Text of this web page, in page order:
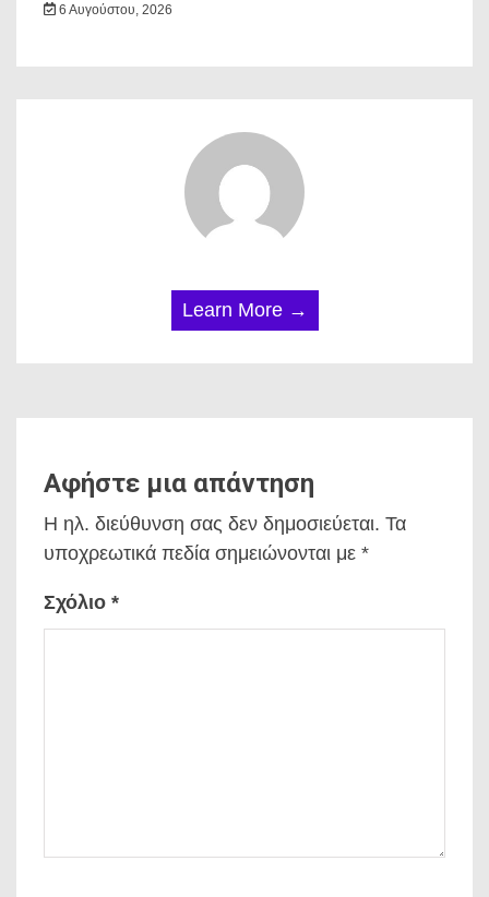
6 Αυγούστου, 2026
Learn More →
Αφήστε μια απάντηση
Η ηλ. διεύθυνση σας δεν δημοσιεύεται. Τα
υποχρεωτικά πεδία σημειώνονται με *
Σχόλιο *